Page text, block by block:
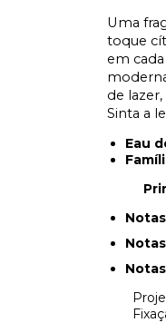
Uma
toque
em
de
Sinta a
Eau